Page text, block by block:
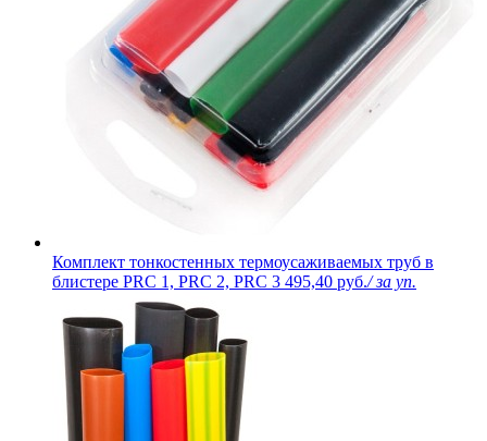
Комплект тонкостенных термоусаживаемых труб в
блистере PRC 1, PRC 2, PRC 3 495,40 руб./ за уп.